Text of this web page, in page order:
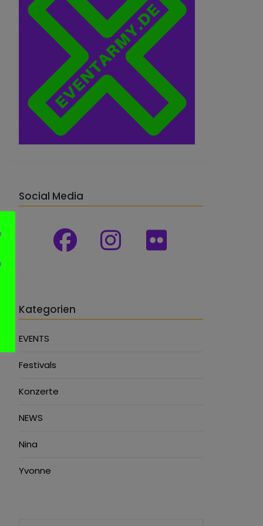
Social Media
Kategorien
EVENTS
Festivals
Konzerte
NEWS
Nina
Yvonne